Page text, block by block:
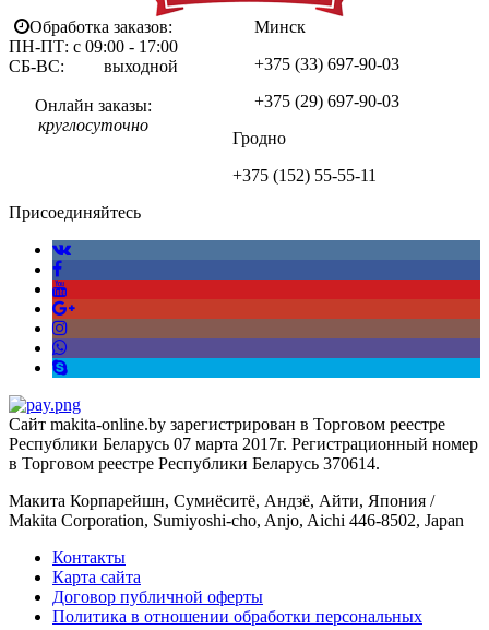
Обработка заказов:
ПН-ПТ: с 09:00 - 17:00
СБ-ВС: выходной
Онлайн заказы:
круглосуточно
Минск
+375 (33) 697-90-03
+375 (29) 697-90-03
Гродно
+375 (152) 55-55-11
Присоединяйтесь
Сайт makita-online.by зарегистрирован в Торговом реестре
Республики Беларусь 07 марта 2017г. Регистрационный номер
в Торговом реестре Республики Беларусь 370614.
Макита Корпарейшн, Сумиёситё, Андзё, Айти, Япония /
Makita Corporation, Sumiyoshi-cho, Anjo, Aichi 446-8502, Japan
Контакты
Карта сайта
Договор публичной оферты
Политика в отношении обработки персональных